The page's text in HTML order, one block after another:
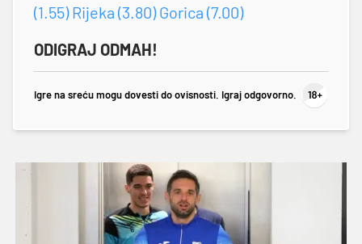
(1.55) Rijeka (3.80) Gorica (7.00)
ODIGRAJ ODMAH!
Igre na sreću mogu dovesti do ovisnosti. Igraj odgovorno.